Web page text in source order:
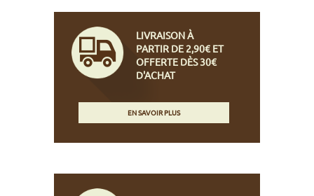
LIVRAISON À
PARTIR DE 2,90€ ET
OFFERTE DÈS 30€
D'ACHAT
EN SAVOIR PLUS